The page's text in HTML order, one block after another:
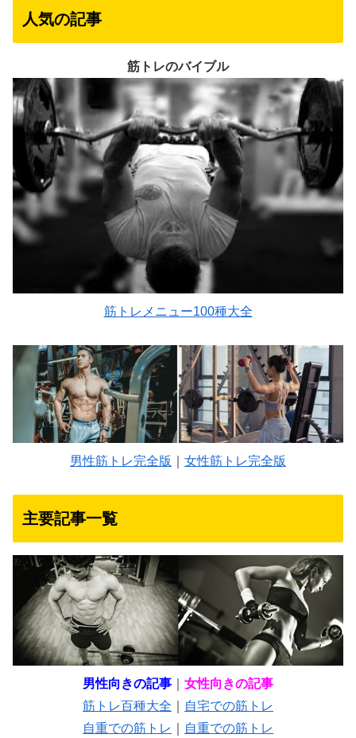
人気の記事
筋トレのバイブル
筋トレメニュー100種大全
男性筋トレ完全版 女性筋トレ完全版
主要記事一覧
男性向きの記事
女性向きの記事
筋トレ百種大全
自宅での筋トレ
自重での筋トレ
自重での筋トレ